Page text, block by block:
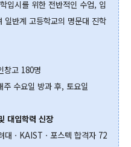
입시를 위한 전반적인 수업, 입
일반계 고등학교의 명문대 진학
창고 180명
수요일 방과 후, 토요일
대입학력 신장
대ㆍKAISTㆍ포스텍 합격자 72